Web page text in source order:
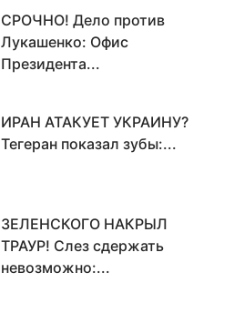
СРОЧНО! Дело против
Лукашенко: Офис
Президента...
ИРАН АТАКУЕТ УКРАИНУ?
Тегеран показал зубы:...
ЗЕЛЕНСКОГО НАКРЫЛ
ТРАУР! Слез сдержать
невозможно:...